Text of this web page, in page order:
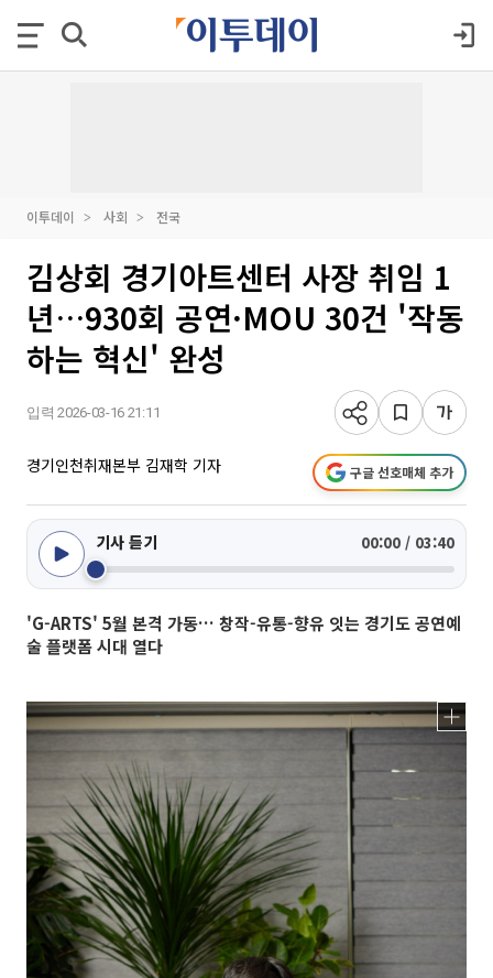
이투데이 사회 전국
김상회 경기아트센터 사장 취임 1
년…930회 공연·MOU 30건 '작동
하는 혁신' 완성
입력 2026-03-16 21:11
경기인천취재본부 김재학 기자 구글 선호매체 추가
기사 듣기 00:00 / 03:40
'G-ARTS' 5월 본격 가동… 창작-유통-향유 잇는 경기도 공연예
술 플랫폼 시대 열다